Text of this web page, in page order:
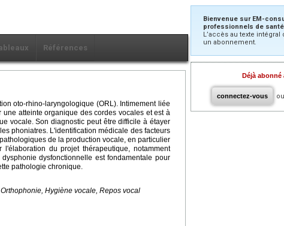
Références
oto-rhino-laryngologique (ORL). Intimement liée
atteinte organique des cordes vocales et est à
vocale. Son diagnostic peut être difficile à étayer
phoniatres. L'identification médicale des facteurs
de la production vocale, en particulier
du projet thérapeutique, notamment
dysfonctionnelle est fondamentale pour
pathologie chronique.
Hygiène vocale, Repos vocal
Bienvenue sur EM-
professionnels de
L’accès au texte
un abonnement.
Déjà abonné
connectez-vous ou